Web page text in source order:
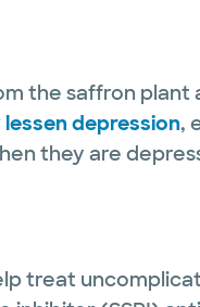
the saffron plant
depression,
they are
treat